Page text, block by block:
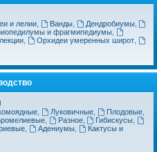
и лелии, Ванды, Дендробиумы,
и фрагмипедиумы,
, Орхидеи умеренных широт,
, Луковичные, Плодовые,
, Разное, Гибискусы
, Адениумы,
Кактусы и